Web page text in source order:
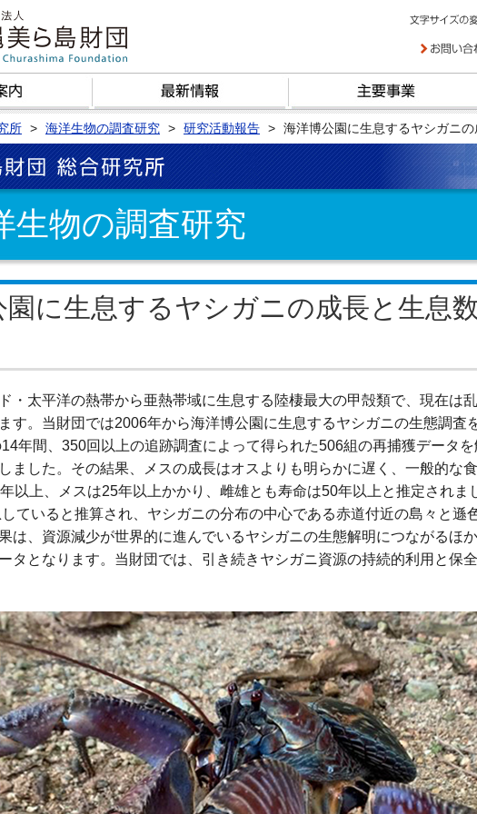
所 海洋生物の調査研究 研究活動報告 海洋博公園に生息するヤシガニ
生物の調査研究
園に生息するヤシガニの成長と生息
・太平洋の熱帯から亜熱帯域に生息する陸棲最大の甲殻類で、現在は
す。当財団では2006年から海洋博公園に生息するヤシガニの生態調査
年間、350回以上の追跡調査によって得られた506組の再捕獲データ
ました。その結果、メスの成長はオスよりも明らかに遅く、一般的な
以上、メスは25年以上かかり、雌雄とも寿命は50年以上と推定されま
ていると推算され、ヤシガニの分布の中心である赤道付近の島々と遜
は、資源減少が世界的に進んでいるヤシガニの生態解明につながるほ
タとなります。当財団では、引き続きヤシガニ資源の持続的利用と保